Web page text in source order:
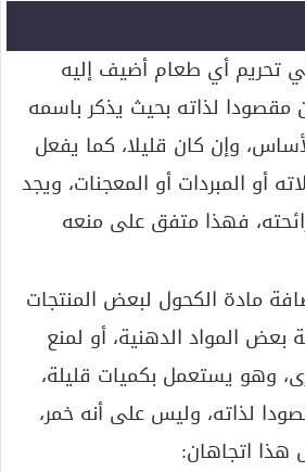
تحريم أي طعام أضيف إليه
لذاته بحيث يذكر باسمه
وإن كان قليلا، كما يفعل
أو المبردات أو المعجنات، ويجد
فهذا متفق على منعه
مادة الكحول لبعض المنتجات
بعض المواد الدهنية، أو لمنع
وهو يستعمل بكميات قليلة،
لذاته، وليس على أنه خمر،
اتجاهان: